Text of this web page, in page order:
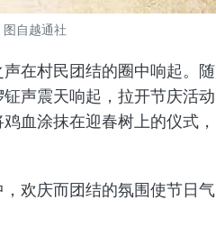
自越通社
在村民团结的圈中响起。随
钲声震天响起，拉开节庆活动
血涂抹在迎春树上的仪式，
欢庆而团结的氛围使节日气